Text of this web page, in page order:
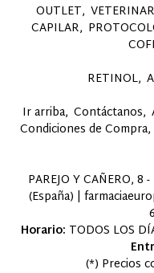
OUTLET
CAPILAR
RETINOL
Ir arriba Contáctanos
Condiciones de Compra
PAREJO Y CAÑERO,
(España) |
Horario: TODOS LOS
(*) Precios